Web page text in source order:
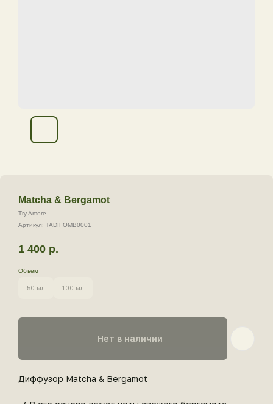
Matcha & Bergamot
Try Amore
Артикул: TADIFOMB0001
1 400 р.
Объем
50 мл 100 мл
Нет в наличии
Диффузор Matcha & Bergamot